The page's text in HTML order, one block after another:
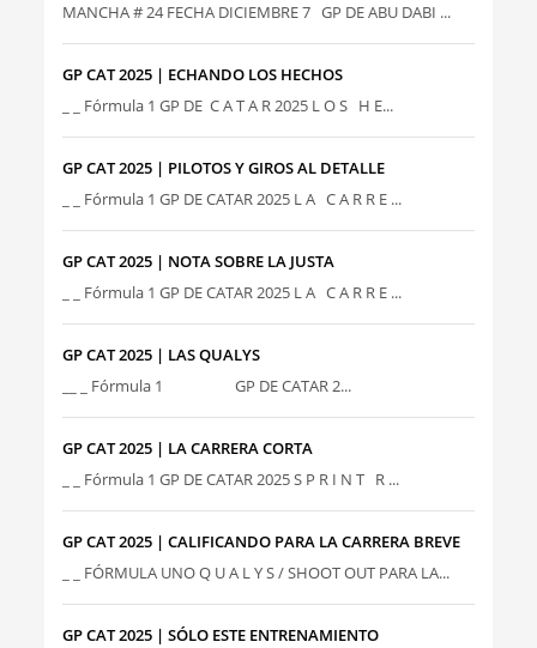
MANCHA # 24 FECHA DICIEMBRE 7 GP DE ABU DABI ...
GP CAT 2025 | ECHANDO LOS HECHOS
_ _ Fórmula 1 GP DE C A T A R 2025 L O S H E...
GP CAT 2025 | PILOTOS Y GIROS AL DETALLE
_ _ Fórmula 1 GP DE CATAR 2025 L A C A R R E ...
GP CAT 2025 | NOTA SOBRE LA JUSTA
_ _ Fórmula 1 GP DE CATAR 2025 L A C A R R E ...
GP CAT 2025 | LAS QUALYS
__ _ Fórmula 1 GP DE CATAR 2...
GP CAT 2025 | LA CARRERA CORTA
_ _ Fórmula 1 GP DE CATAR 2025 S P R I N T R ...
GP CAT 2025 | CALIFICANDO PARA LA CARRERA BREVE
_ _ FÓRMULA UNO Q U A L Y S / SHOOT OUT PARA LA...
GP CAT 2025 | SÓLO ESTE ENTRENAMIENTO